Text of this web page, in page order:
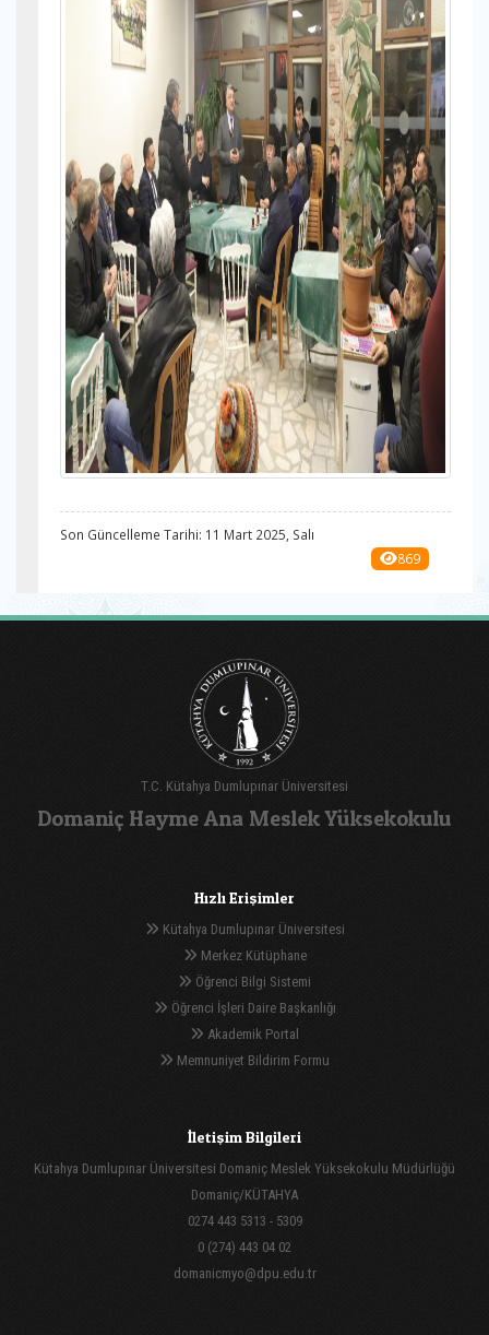
Son Güncelleme Tarihi: 11 Mart 2025, Salı
869
T.C. Kütahya Dumlupınar Üniversitesi
Domaniç Hayme Ana Meslek Yüksekokulu
Hızlı Erişimler
Kütahya Dumlupınar Üniversitesi
Merkez Kütüphane
Öğrenci Bilgi Sistemi
Öğrenci İşleri Daire Başkanlığı
Akademik Portal
Memnuniyet Bildirim Formu
İletişim Bilgileri
Kütahya Dumlupınar Üniversitesi Domaniç Meslek Yüksekokulu Müdürlüğü
Domaniç/KÜTAHYA
0274 443 5313 - 5309
0 (274) 443 04 02
domanicmyo@dpu.edu.tr